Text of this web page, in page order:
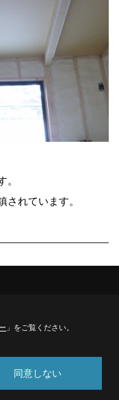
。
れています。
」をご覧ください。
同意しない